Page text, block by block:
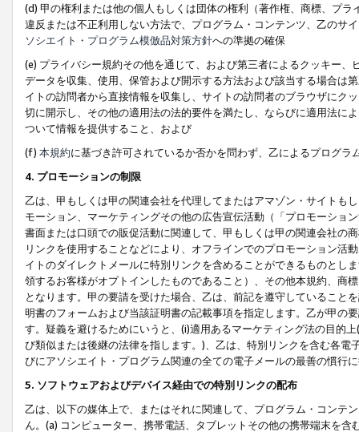
(d) 甲の権利または他の個人もしくは団体の権利（著作権、商標、プ
違反または不正利用しない方法で、プログラム・コンテンツ、乙のサ
ソシエイト・プログラム模倣品対策方針への準拠の確保
(e) プライバシー規約その他を通じて、および第三者によるクッキー
データを収集、使用、保管および開示する方法および該当する場合は
イトの訪問者から直接情報を収集し、サイトの訪問者のブラウザにク
切に開示し、その他の適用法の法的要件を満たし、ならびに適用法に
ついて情報を提供すること、および
(f) 本規約に基づき許可されているか否かを問わず、乙によるプログ
4. プロモーションの制限
乙は、甲もしくは甲の関連会社を代理してまたはアマゾン・サイトも
モーション、マーケティングその他の広告宣伝活動（「プロモーショ
書面または口頭での販促活動に関連して、甲もしくは甲の関連会社の
リンクを使用することなどにより、オフラインでのプロモーション活
イトのダイレクトメールに特別リンクを含めることができるものとし
領するお客様がオプトインしたものであること）、その他本規約、商
となります。甲の要請を受けた場合、乙は、前記を遵守していること
明書のフォームおよび当該証明書の記載事項を指定します。乙が甲の
す。疑義を避けるためにいうと、(i)適用あるマーケティング法の目的
び類似または後継の法律を指します。)、乙は、特別リンクを含む各
びにアソシエイト・プログラム関連の全ての電子メールの最善の慣行
5. ソフトウェアおよびデバイス経由での特別リンクの配布
乙は、以下の媒体上で、またはそれに関連して、プログラム・コンテ
ん。(a) コンピューター、携帯電話、タブレットその他の携帯端末を